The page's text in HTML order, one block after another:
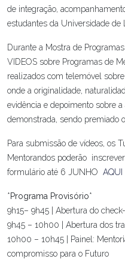
de integração,
estudantes da Universidade de
Durante a Mostra de
VIDEOS sobre Programas de
realizados com telemóvel
onde a originalidade,
evidência e depoimento sobre
demonstrada, sendo premiado
Para submissão de vídeos, os
Mentorandos poderão
formulário até 6 JUNHO AQUI
*Programa Provisório*
9h15– 9h45 | Abertura do
9h45 – 10h00 | Abertura dos
10h00 – 10h45 | Painel:
compromisso para o Futuro